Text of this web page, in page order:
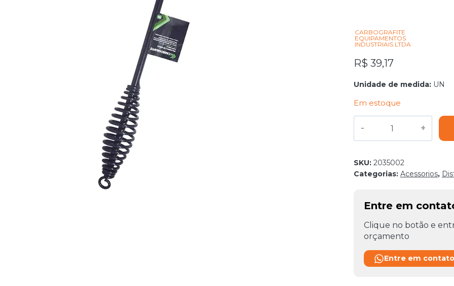
CARBOGRAFITE
EQUIPAMENTOS
INDUSTRIAIS LTDA
R$ 39,17
Unidade de medida:UN
Em estoque
MOLA
SKU: 2035002
Categorias: Acessorios,
Entre em
Clique no botão e
orçamento
Entre em contato